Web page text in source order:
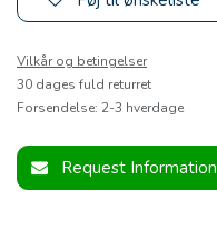
Vilkår og betingelser
30 dages fuld returret
Forsendelse: 2-3 hverdage
Request Information